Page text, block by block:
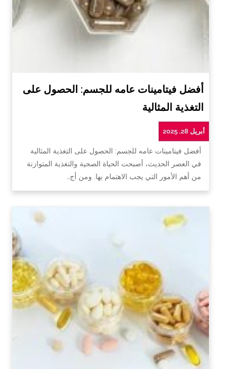
أفضل فيتامينات عامه للجسم: الحصول على
التغذية المثالية
أبريل 28, 2025
أفضل فيتامينات عامه للجسم: الحصول على التغذية المثالية
في العصر الحديث، أصبحت الحياة الصحية والتغذية المتوازنة
من أهم الأمور التي يجب الاهتمام بها. ومن أج…